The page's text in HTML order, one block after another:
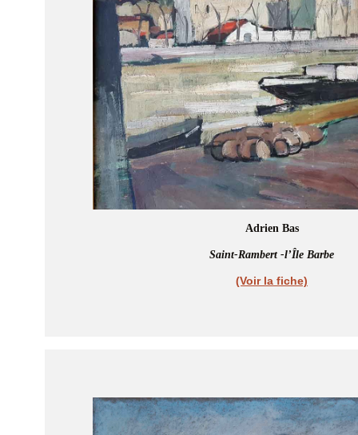
Adrien Bas
Saint-Rambert -l’Île Barbe
(Voir la fiche)